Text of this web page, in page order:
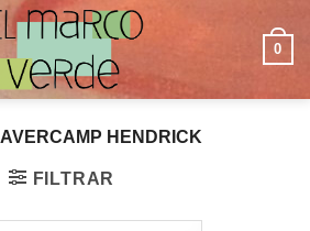
0
AVERCAMP HENDRICK
FILTRAR